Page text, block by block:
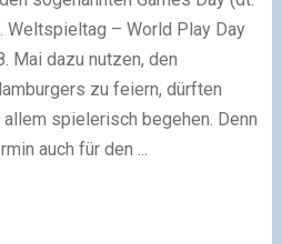
Weltspieltag – World Play Day
Mai dazu nutzen, den
zu feiern, dürften
spielerisch begehen. Denn
auch für den ...